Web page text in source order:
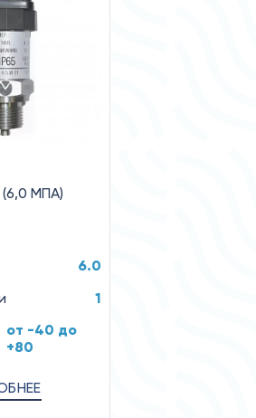
МПА)
6.0
1
от -40 до
+80